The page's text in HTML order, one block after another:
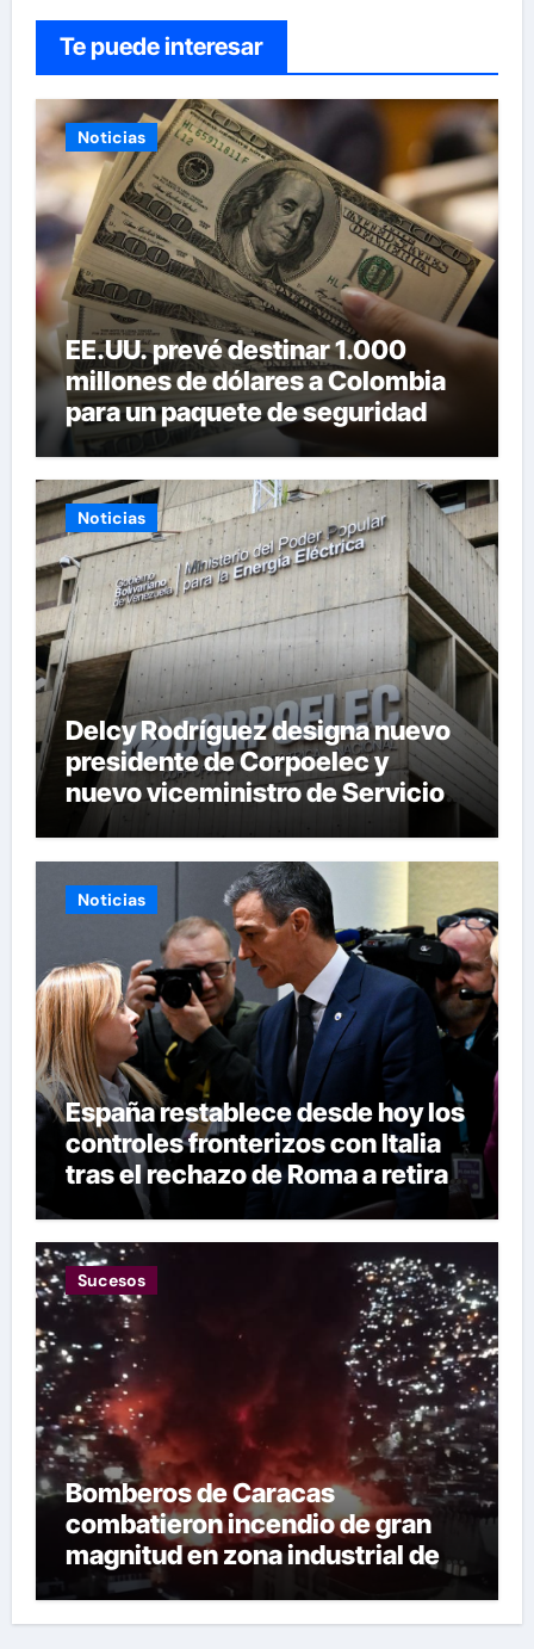
Te puede interesar
Noticias
EE.UU. prevé destinar 1.000
millones de dólares a Colombia
para un paquete de seguridad
Noticias
Delcy Rodríguez designa nuevo
presidente de Corpoelec y
nuevo viceministro de Servicios
Eléctricos
Noticias
España restablece desde hoy los
controles fronterizos con Italia
tras el rechazo de Roma a retirar
las restricciones
Sucesos
Bomberos de Caracas
combatieron incendio de gran
magnitud en zona industrial de El
Llanito